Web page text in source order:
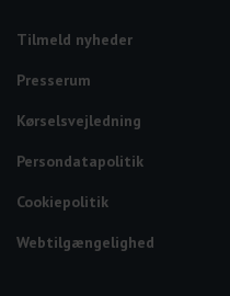
Tilmeld nyheder
Presserum
Kørselsvejledning
Persondatapolitik
Cookiepolitik
Webtilgængelighed